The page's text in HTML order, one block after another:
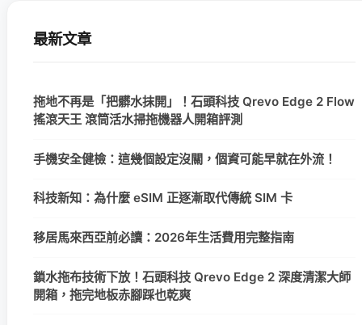
最新文章
拖地不再是「把髒水抹開」！石頭科技 Qrevo Edge 2 Flow
搖滾天王 滾筒活水掃拖機器人開箱評測
手機安全健檢：這幾個設定沒關，個資可能早就在外流！
科技新知：為什麼 eSIM 正逐漸取代傳統 SIM 卡
移居馬來西亞前必讀：2026年生活費用完整指南
鎖水拖布技術下放！石頭科技 Qrevo Edge 2 深度清潔大師
開箱，拖完地板赤腳踩也乾爽